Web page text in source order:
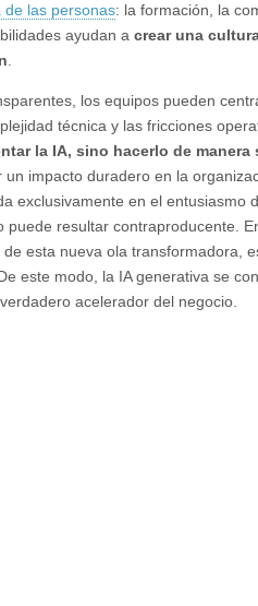
de las personas: la formación, la
ayudan a crear una
los equipos pueden
técnica y las fricciones
la IA, sino hacerlo de manera
un impacto duradero en la
exclusivamente en el entusiasmo
resultar contraproducente.
esta nueva ola transformadora,
este modo, la IA generativa se
acelerador del negocio.